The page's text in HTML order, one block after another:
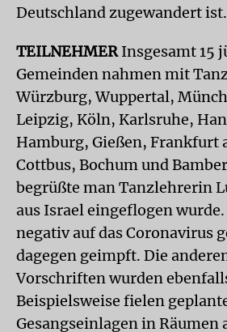
Deutschland zugewandert ist.
TEILNEHMERInsgesamt 15
Gemeinden nahmen mit
Würzburg, Wuppertal,
Leipzig, Köln, Karlsruhe,
Hamburg, Gießen, Frankfurt
Cottbus, Bochum und
begrüßte man Tanzlehrerin
aus Israel eingeflogen
negativ auf das Coronavirus
dagegen geimpft. Die
Vorschriften wurden
Beispielsweise fielen
Gesangseinlagen in Räumen